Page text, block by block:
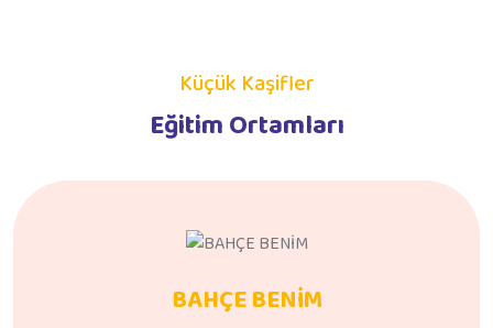
Küçük Kaşifler
Eğitim Ortamları
BAHÇE BENİM